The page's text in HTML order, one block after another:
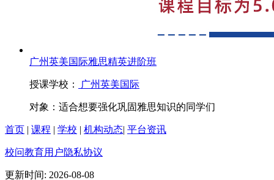
广州英美国际雅思精英进阶班
授课学校： 广州英美国际
对象： 适合想要强化巩固雅思知识的同学们
首页 | 课程 | 学校 | 机构动态| 平台资讯
校问教育用户隐私协议
更新时间: 2026-08-08